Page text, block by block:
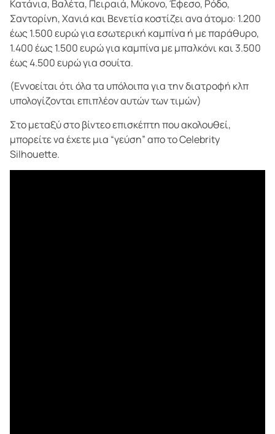
Κατάνια, Βαλέτα, Πειραιά, Μύκονο, Έφεσο, Ρόδο,
Σαντορίνη, Χανιά και Βενετία κοστίζει ανα άτομο: 1.200
έως 1.500 ευρώ για εσωτερική καμπίνα ή με παράθυρο,
1.400 έως 1.500 ευρώ για καμπίνα με μπαλκόνι και 3.500
έως 4.500 ευρώ για σουίτα.
(Εννοείται ότι όλα τα υπόλοιπα για την διατροφή κλπ
υπολογίζονται επιπλέον αυτών των τιμών)
Στο μεταξύ στο βίντεο επισκέπτη που ακολουθεί,
μπορείτε να έχετε μια “γεύση” απο το Celebrity
Silhouette.